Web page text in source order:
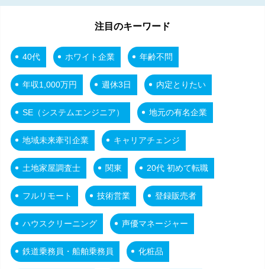
注目のキーワード
40代 ホワイト企業 年齢不問
年収1,000万円 週休3日 内定とりたい
SE（システムエンジニア） 地元の有名企業
地域未来牽引企業 キャリアチェンジ
土地家屋調査士 関東 20代 初めて転職
フルリモート 技術営業 登録販売者
ハウスクリーニング 声優マネージャー
鉄道乗務員・船舶乗務員 化粧品